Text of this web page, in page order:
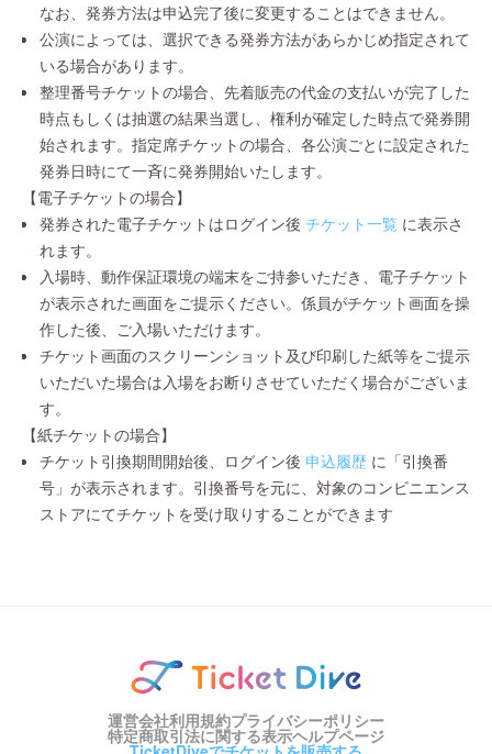
なお、発券方法は申込完了後に変更することはできません。
公演によっては、選択できる発券方法があらかじめ指定されて
いる場合があります。
整理番号チケットの場合、先着販売の代金の支払いが完了した
時点もしくは抽選の結果当選し、権利が確定した時点で発券開
始されます。指定席チケットの場合、各公演ごとに設定された
発券日時にて一斉に発券開始いたします。
【電子チケットの場合】
発券された電子チケットはログイン後 チケット一覧 に表示さ
れます。
入場時、動作保証環境の端末をご持参いただき、電子チケット
が表示された画面をご提示ください。係員がチケット画面を操
作した後、ご入場いただけます。
チケット画面のスクリーンショット及び印刷した紙等をご提示
いただいた場合は入場をお断りさせていただく場合がございま
す。
【紙チケットの場合】
チケット引換期間開始後、ログイン後 申込履歴 に「引換番
号」が表示されます。引換番号を元に、対象のコンビニエンス
ストアにてチケットを受け取りすることができます
運営会社利用規約プライバシーポリシー
特定商取引法に関する表示ヘルプページ